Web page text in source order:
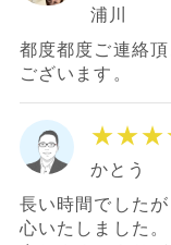
浦川
都度都度ご連絡
ございます。
かとう
長い時間でした
心いたしました